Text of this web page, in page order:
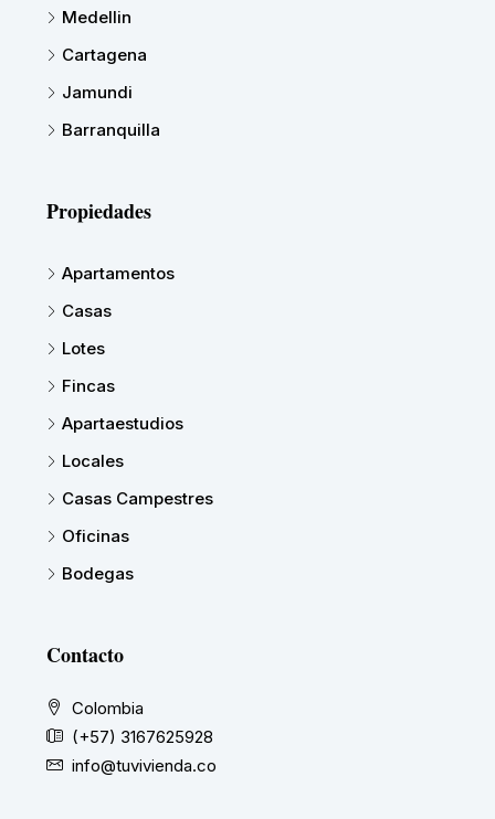
Medellin
Cartagena
Jamundi
Barranquilla
Propiedades
Apartamentos
Casas
Lotes
Fincas
Apartaestudios
Locales
Casas Campestres
Oficinas
Bodegas
Contacto
Colombia
(+57) 3167625928
info@tuvivienda.co